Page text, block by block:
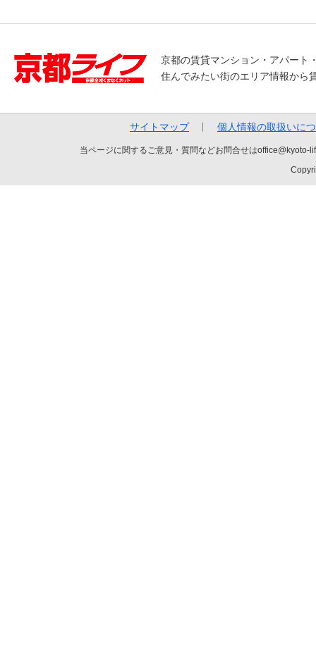
京都の賃貸マンション・アパート
住んでみたい街のエリア情報から
サイトマップ 個人情報の取扱いに
当ページに関するご意見・質問などお問合せは